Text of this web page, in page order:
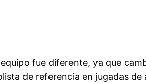
fue diferente, ya que
de referencia en jugadas de